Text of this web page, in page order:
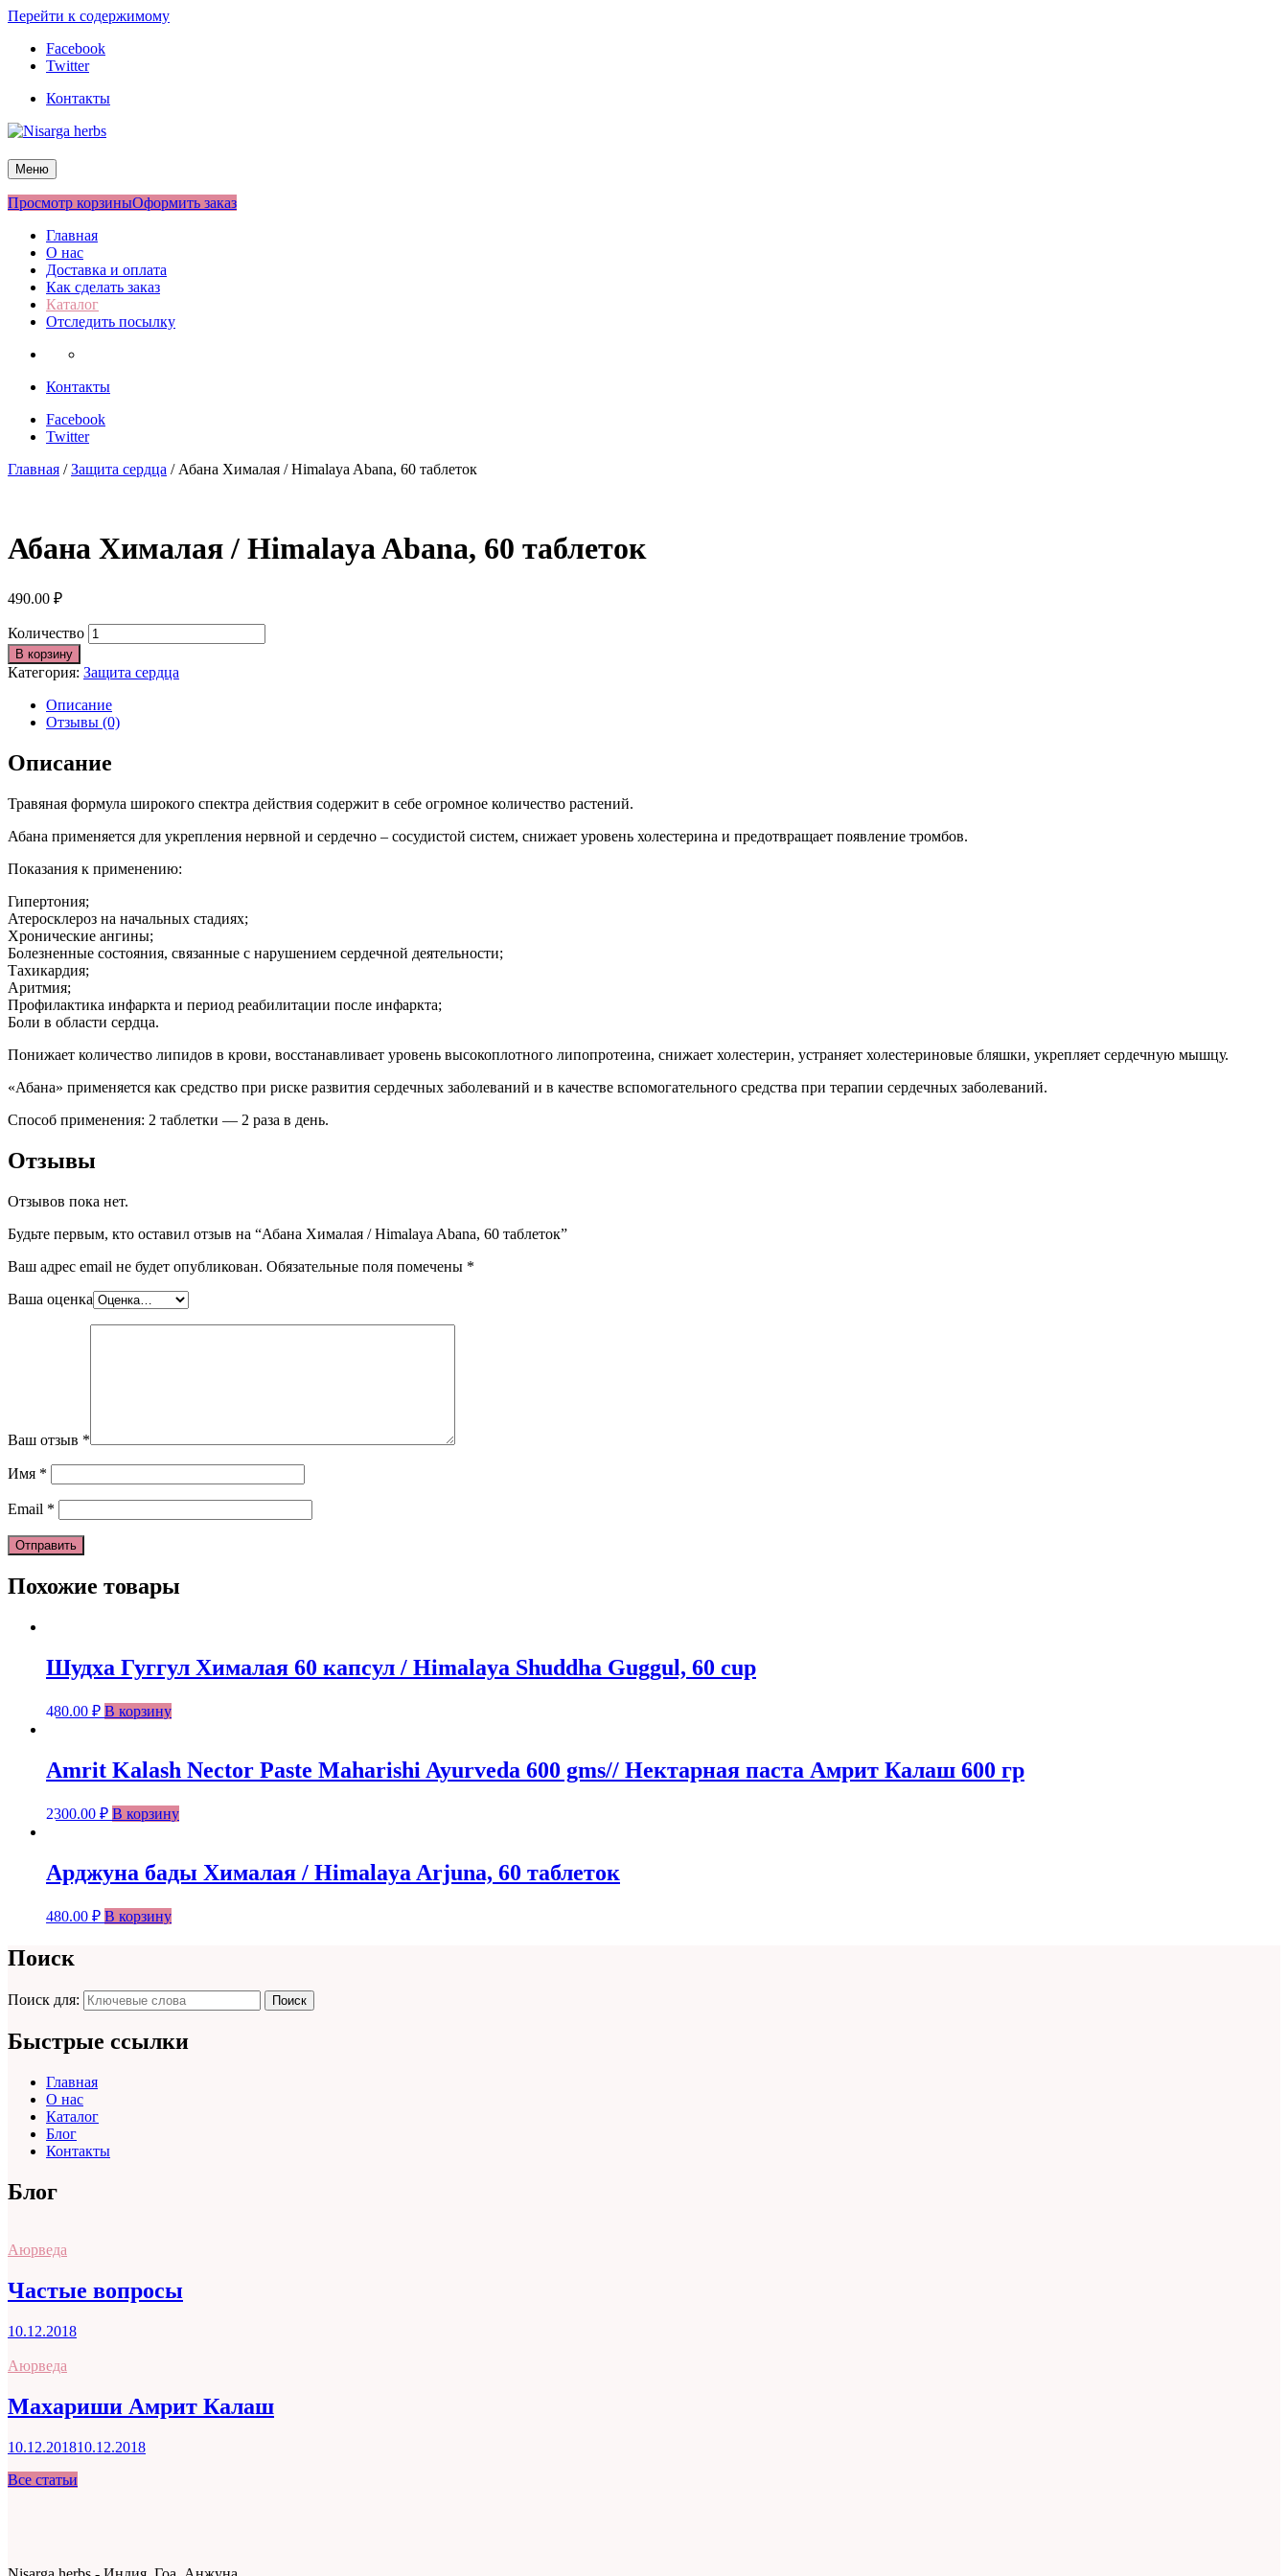
Перейти к содержимому
Facebook
Twitter
Контакты
Nisarga herbs
Меню
Просмотр корзиныОформить заказ
Главная
О нас
Доставка и оплата
Как сделать заказ
Каталог
Отследить посылку
Контакты
Facebook
Twitter
Главная /Защита сердца / Абана Хималая / Himalaya Abana, 60 таблеток
Абана Хималая / Himalaya Abana, 60 таблеток
490.00 ₽
Количество
В корзину
Категория: Защита сердца
Описание
Отзывы (0)
Описание
Травяная формула широкого спектра действия содержит в себе огромное количество растений.
Абана применяется для укрепления нервной и сердечно – сосудистой систем, снижает уровень холестерина и предотвращает появление тромбов.
Показания к применению:
Гипертония;
Атеросклероз на начальных стадиях;
Хронические ангины;
Болезненные состояния, связанные с нарушением сердечной деятельности;
Тахикардия;
Аритмия;
Профилактика инфаркта и период реабилитации после инфаркта;
Боли в области сердца.
Понижает количество липидов в крови, восстанавливает уровень высокоплотного липопротеина, снижает холестерин, устраняет холестериновые бляшки, укрепляет сердечную мышцу.
«Абана» применяется как средство при риске развития сердечных заболеваний и в качестве вспомогательного средства при терапии сердечных заболеваний.
Способ применения: 2 таблетки — 2 раза в день.
Отзывы
Отзывов пока нет.
Будьте первым, кто оставил отзыв на “Абана Хималая / Himalaya Abana, 60 таблеток”
Ваш адрес email не будет опубликован. Обязательные поля помечены *
Ваша оценка
Ваш отзыв *
Имя *
Email *
Похожие товары
Шудха Гуггул Хималая 60 капсул / Himalaya Shuddha Guggul, 60 cup
480.00 ₽ В корзину
Amrit Kalash Nector Paste Maharishi Ayurvedа 600 gms// Нектарная паста Амрит Калаш 600 гр
2300.00 ₽ В корзину
Арджуна бады Хималая / Himalaya Arjuna, 60 таблеток
480.00 ₽ В корзину
Поиск
Поиск для: Поиск
Быстрые ссылки
Главная
О нас
Каталог
Блог
Контакты
Блог
Аюрведа
Частые вопросы
10.12.2018
Аюрведа
Махариши Амрит Калаш
10.12.201810.12.2018
Все статьи